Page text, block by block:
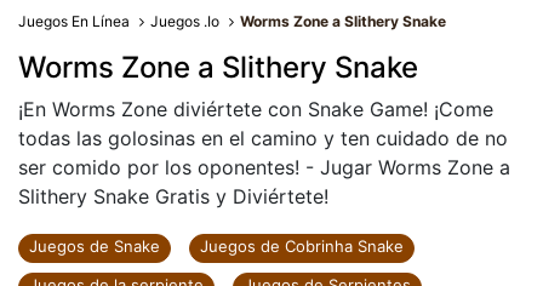
Juegos En Línea Juegos .Io Worms Zone a Slithery Snake
Worms Zone a Slithery Snake
¡En Worms Zone diviértete con Snake Game! ¡Come
todas las golosinas en el camino y ten cuidado de no
ser comido por los oponentes! - Jugar Worms Zone a
Slithery Snake Gratis y Diviértete!
Juegos de Snake
Juegos de Cobrinha Snake